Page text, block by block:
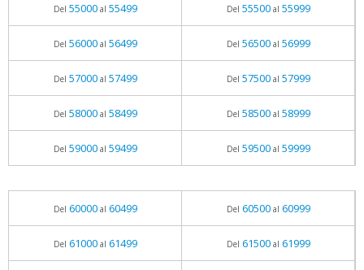
Del 55000al 55499 Del 55500al 55999
Del 56000al 56499 Del 56500al 56999
Del 57000al 57499 Del 57500al 57999
Del 58000al 58499 Del 58500al 58999
Del 59000al 59499 Del 59500al 59999
Del 60000al 60499 Del 60500al 60999
Del 61000al 61499 Del 61500al 61999